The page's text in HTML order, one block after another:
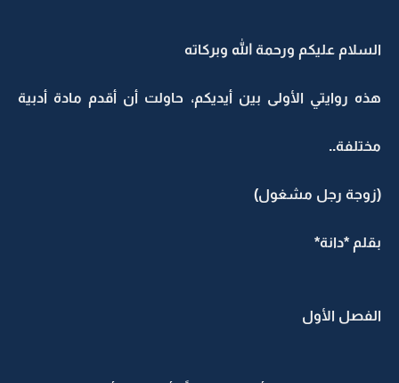
السلام عليكم ورحمة الله وبركاته
هذه روايتي الأولى بين أيديكم، حاولت أن أقدم مادة أدبية
مختلفة..
(زوجة رجل مشغول)
بقلم *دانة*
الفصل الأول